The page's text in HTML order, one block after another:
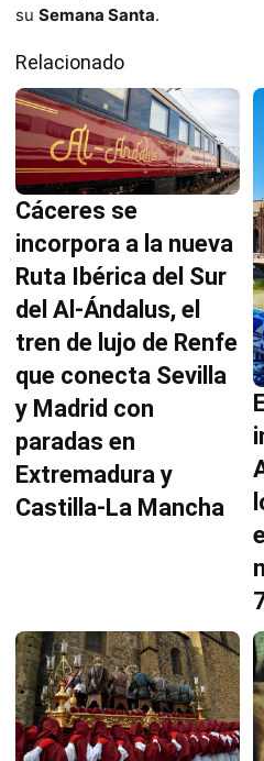
su Semana Santa.
Relacionado
Cáceres se
incorpora a la nueva
Ruta Ibérica del Sur
del Al-Ándalus, el
tren de lujo de Renfe
que conecta Sevilla
y Madrid con
paradas en
Extremadura y
Castilla-La Mancha